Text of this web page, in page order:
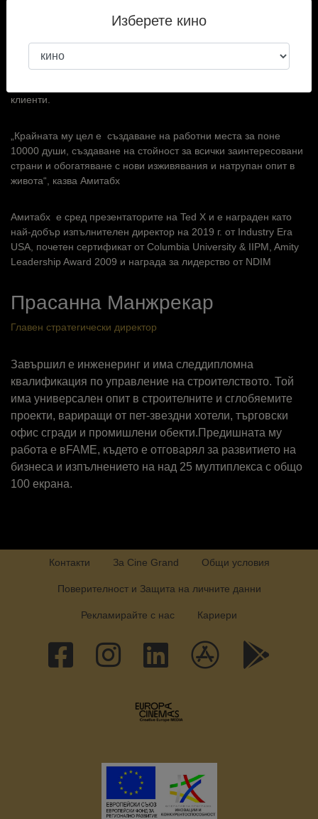
работи за компании като Domino's, Unilever & PVR Cinemas.
предизвикателствата, той вярва, че чрез кината човек може да
донесе щастие на всички и страхотното преживяване на
клиенти.
„Крайната му цел е създаване на работни места за поне
10000 души, създаване на стойност за всички заинтересовани
страни и обогатяване с нови изживявания и натрупан опит в
живота“, казва Амитабх
Амитабх е сред презентаторите на Ted X и е награден като
най-добър изпълнителен директор на 2019 г. от Industry Era
USA, почетен сертификат от Columbia University & IIPM, Amity
Leadership Award 2009 и награда за лидерство от NDIM
Прасанна Манжрекар
Главен стратегически директор
Завършил е инженеринг и има следдипломна
квалификация по управление на строителството. Той
има универсален опит в строителните и сглобяемите
проекти, вариращи от пет-звездни хотели, търговски
офис сгради и промишлени обекти.Предишната му
работа е вFAME, където е отговарял за развитието на
бизнеса и изпълнението на над 25 мултиплекса с общо
100 екрана.
Контакти За Cine Grand Общи условия
Поверителност и Защита на личните данни
Рекламирайте с нас Кариери
Изберете кино